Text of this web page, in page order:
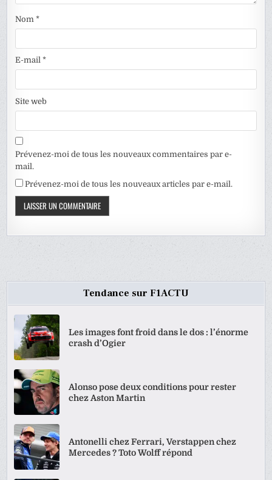
Nom*
E-mail*
Site web
Prévenez-moi de tous les nouveaux commentaires par e-
mail.
Prévenez-moi de tous les nouveaux articles par e-mail.
Tendance sur F1ACTU
Les images font froid dans le dos : l’énorme
crash d’Ogier
Alonso pose deux conditions pour rester
chez Aston Martin
Antonelli chez Ferrari, Verstappen chez
Mercedes ? Toto Wolff répond